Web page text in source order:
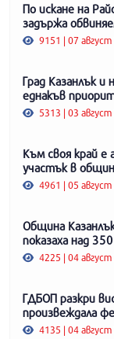
По искане на
задържа
9151 | 07
Град Казанлък
еднакъв
5313 | 03
Към своя край
участък в
4961 | 05
Община
показаха над
4225 | 04
ГДБОП разкри
произвеждала
4135 | 04